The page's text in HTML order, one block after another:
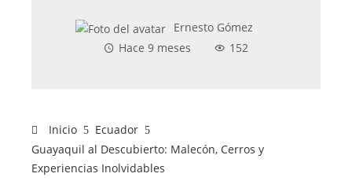
Ernesto Gómez
Hace 9 meses
152
Inicio
Ecuador
Guayaquil al Descubierto: Malecón, Cerros y
Experiencias Inolvidables